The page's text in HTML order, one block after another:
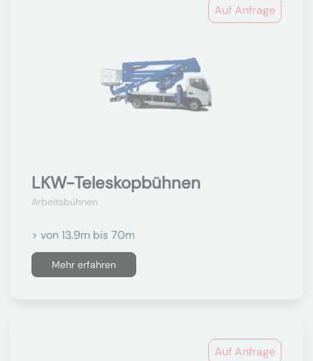
Auf Anfrage
LKW-Teleskopbühnen
Arbeitsbühnen
> von 13.9m bis 70m
Mehr erfahren
Auf Anfrage